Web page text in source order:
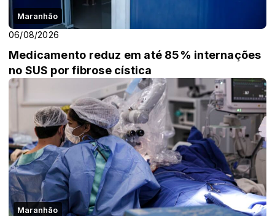
Maranhão
06/08/2026
Medicamento reduz em até 85% internações
no SUS por fibrose cística
Maranhão